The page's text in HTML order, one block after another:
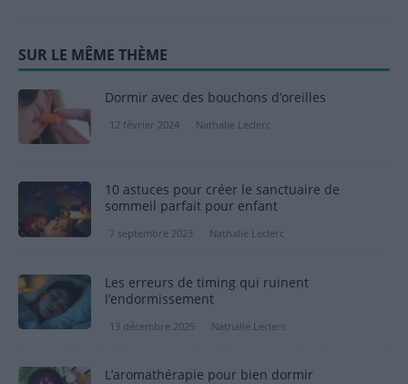
SUR LE MÊME THÈME
Dormir avec des bouchons d’oreilles
12 février 2024 Nathalie Leclerc
10 astuces pour créer le sanctuaire de
sommeil parfait pour enfant
7 septembre 2023 Nathalie Leclerc
Les erreurs de timing qui ruinent
l’endormissement
13 décembre 2025 Nathalie Leclerc
L’aromathérapie pour bien dormir